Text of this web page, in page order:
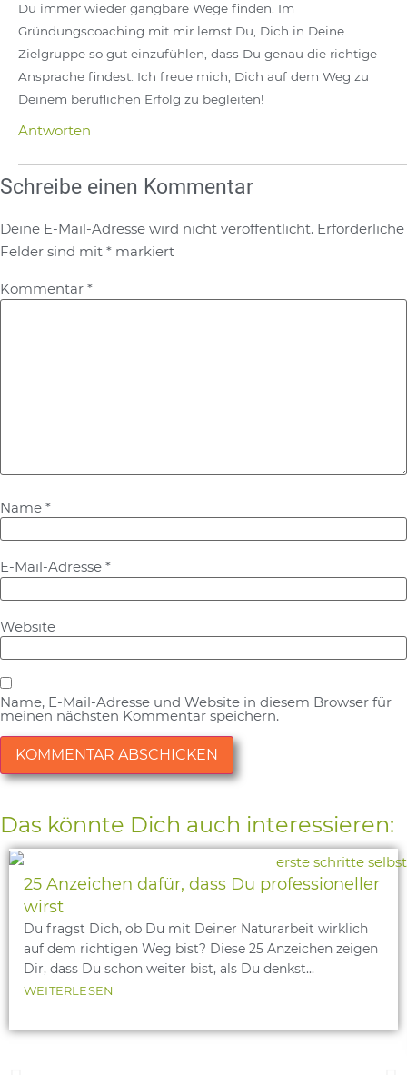
Du immer wieder gangbare Wege finden. Im
Gründungscoaching mit mir lernst Du, Dich in Deine
Zielgruppe so gut einzufühlen, dass Du genau die richtige
Ansprache findest. Ich freue mich, Dich auf dem Weg zu
Deinem beruflichen Erfolg zu begleiten!
Antworten
Schreibe einen Kommentar
Deine E-Mail-Adresse wird nicht veröffentlicht. Erforderliche
Felder sind mit * markiert
Kommentar *
Name *
E-Mail-Adresse *
Website
Name, E-Mail-Adresse und Website in diesem Browser für
meinen nächsten Kommentar speichern.
Das könnte Dich auch interessieren:
25 Anzeichen dafür, dass Du professioneller
wirst
Du fragst Dich, ob Du mit Deiner Naturarbeit wirklich
auf dem richtigen Weg bist? Diese 25 Anzeichen zeigen
Dir, dass Du schon weiter bist, als Du denkst...
WEITERLESEN